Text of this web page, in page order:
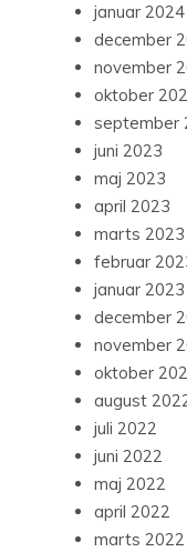
januar 2024
december
november
oktober
september
juni 2023
maj 2023
april 2023
marts 2023
februar
januar 2023
december
november
oktober
august
juli 2022
juni 2022
maj 2022
april 2022
marts 2022